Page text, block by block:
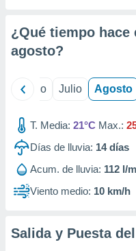
e
mediante
publicidad
publicidad
de
1199
¿Qué tiempo hace
agosto?
Junio Julio Agosto
T. Media: 21°C Max.:
Días de lluvia: 14días
Acum. de lluvia: 112 l/
Viento medio: 10 km/h
Salida y Puesta del